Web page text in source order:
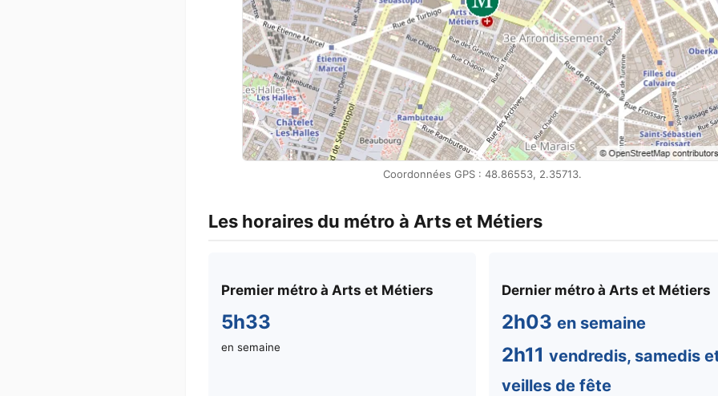
Coordonnées GPS : 48.86553, 2.35713.
Les horaires du métro à Arts et Métiers
Premier métro à Arts et Métiers
5h33
en semaine
Dernier métro à Arts et Métiers
2h03 en semaine
2h11 vendredis, samedis
veilles de fête